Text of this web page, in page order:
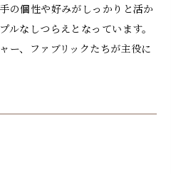
の個性や好みがしっかりと活か
ルなしつらえとなっています。
ー、ファブリックたちが主役に